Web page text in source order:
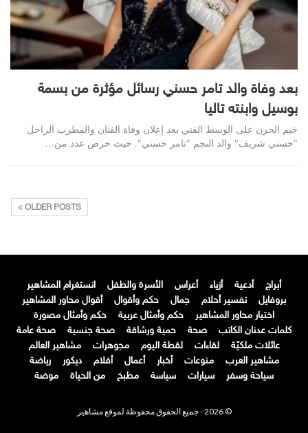
بعد وفاة والد تامر حسني رسائل مؤثرة من بسمة
بوسيل وابنته تاليا
خيم الحزن على الوسط الفني بعد إعلان وفاة الفنان والمطرب الراحل
"حسني شريف" والد النجم "تامر حسني". حيث حرص عدد من…
OLDER POSTS
أبراج أدعية أزياء أعراس الأسرة والطفل
انستغرام المشاهير
بروفايل
تفسير أحلام جمال حكم وأقوال
أقوال محاور المشاهير
اختيار محاور المشاهير
حكم وأمثال عربية
حكم وأمثال مصورة
كلمات عدنان الكاتب
صحة حمية ورشاقة صحة جنسية
صحة عامة
عائلات ملكيّة
لقاءات لقطة اليوم مجوهرات
مشاهير العالم
مشاهير العرب
منوعات أخبار أعمال أفلام ديكور
رياضة
سياحة وسفر
سيارات سياسة مطبخ من الحياة موضة
© 2026 - جميع الحقوق محفوظة لموقع مشاهير